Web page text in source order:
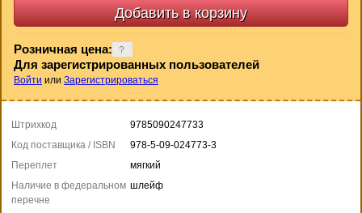
Розничная цена:
Для зарегистрированных пользователей
Войти или Зарегистрироваться
Штрихкод
9785090247733
Код поставщика / ISBN
978-5-09-024773-3
Переплет
мягкий
Наличие в федеральном
перечне
шлейф